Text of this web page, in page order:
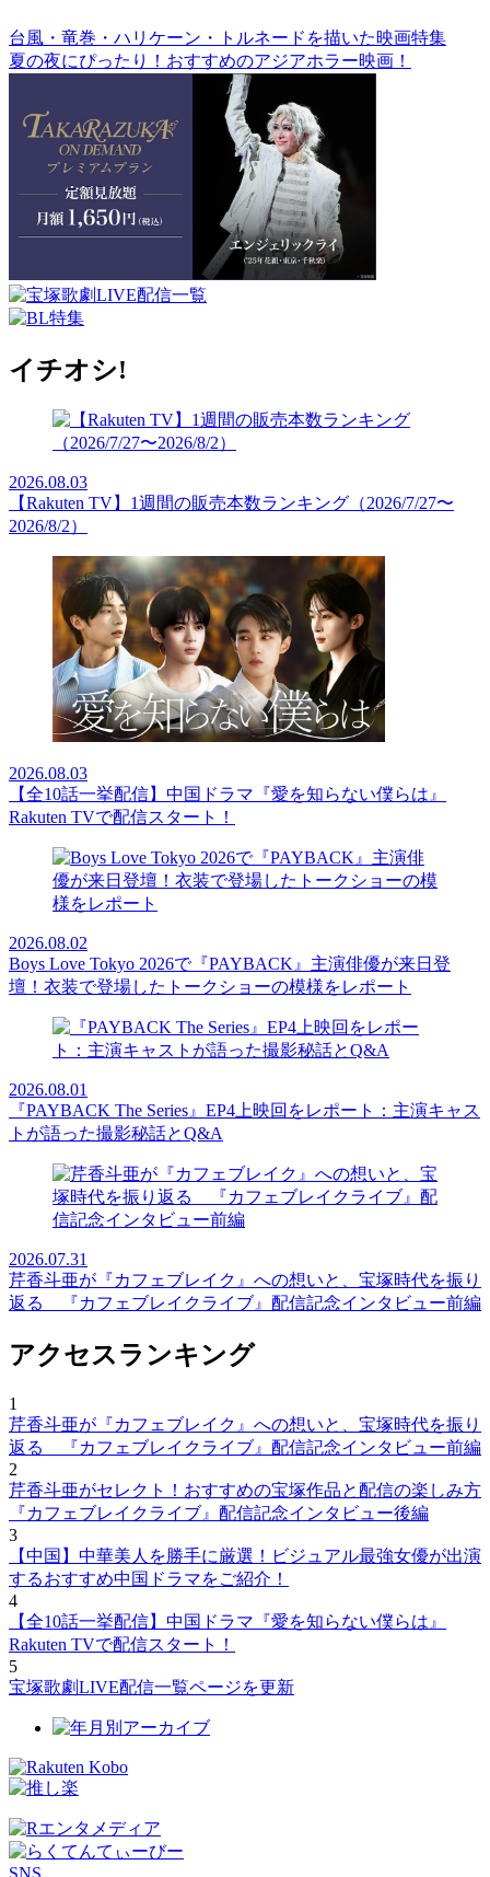
台風・竜巻・ハリケーン・トルネードを描いた映画特集
夏の夜にぴったり！おすすめのアジアホラー映画！
イチオシ!
2026.08.03
【Rakuten TV】1週間の販売本数ランキング（2026/7/27〜
2026/8/2）
2026.08.03
【全10話一挙配信】中国ドラマ『愛を知らない僕らは』
Rakuten TVで配信スタート！
2026.08.02
Boys Love Tokyo 2026で『PAYBACK』主演俳優が来日登
壇！衣装で登場したトークショーの模様をレポート
2026.08.01
『PAYBACK The Series』EP4上映回をレポート：主演キャス
トが語った撮影秘話とQ&A
2026.07.31
芹香斗亜が『カフェブレイク』への想いと、宝塚時代を振り
返る 『カフェブレイクライブ』配信記念インタビュー前編
アクセスランキング
1
芹香斗亜が『カフェブレイク』への想いと、宝塚時代を振り
返る 『カフェブレイクライブ』配信記念インタビュー前編
2
芹香斗亜がセレクト！おすすめの宝塚作品と配信の楽しみ方
『カフェブレイクライブ』配信記念インタビュー後編
3
【中国】中華美人を勝手に厳選！ビジュアル最強女優が出演
するおすすめ中国ドラマをご紹介！
4
【全10話一挙配信】中国ドラマ『愛を知らない僕らは』
Rakuten TVで配信スタート！
5
宝塚歌劇LIVE配信一覧ページを更新
SNS